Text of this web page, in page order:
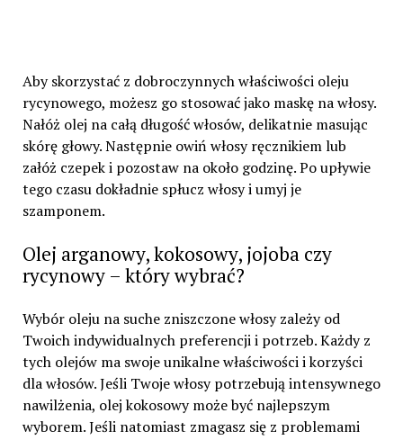
Aby skorzystać z dobroczynnych właściwości oleju
rycynowego, możesz go stosować jako maskę na włosy.
Nałóż olej na całą długość włosów, delikatnie masując
skórę głowy. Następnie owiń włosy ręcznikiem lub
załóż czepek i pozostaw na około godzinę. Po upływie
tego czasu dokładnie spłucz włosy i umyj je
szamponem.
Olej arganowy, kokosowy, jojoba czy
rycynowy – który wybrać?
Wybór oleju na suche zniszczone włosy zależy od
Twoich indywidualnych preferencji i potrzeb. Każdy z
tych olejów ma swoje unikalne właściwości i korzyści
dla włosów. Jeśli Twoje włosy potrzebują intensywnego
nawilżenia, olej kokosowy może być najlepszym
wyborem. Jeśli natomiast zmagasz się z problemami